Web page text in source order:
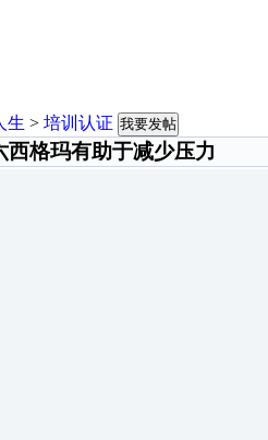
生 > 培训认证 我要发帖
格玛有助于减少压力